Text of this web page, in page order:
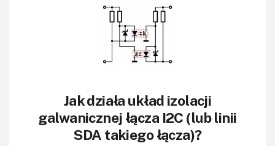
Jak działa układ izolacji
galwanicznej łącza I2C (lub linii
SDA takiego łącza)?